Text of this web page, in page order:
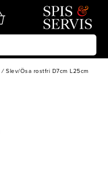
/ Slev/Ösa rostfri D7cm L25cm